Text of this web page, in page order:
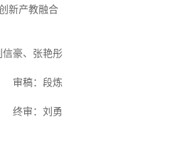
新产教融合
豪、张艳彤
审稿：段炼
终审：刘勇